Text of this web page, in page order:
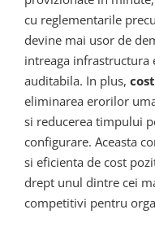
cu reglementarile
devine mai usor de
intreaga infrastructura
auditabila. In plus,
eliminarea erorilor
si reducerea timpului
configurare. Aceasta
si eficienta de cost
drept unul dintre cei
competitivi pentru